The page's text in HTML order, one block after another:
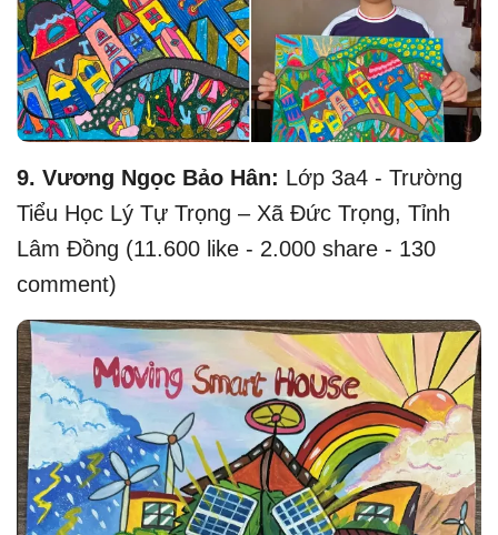
9. Vương Ngọc Bảo Hân: Lớp 3a4 - Trường
Tiểu Học Lý Tự Trọng – Xã Đức Trọng, Tỉnh
Lâm Đồng (11.600 like - 2.000 share - 130
comment)